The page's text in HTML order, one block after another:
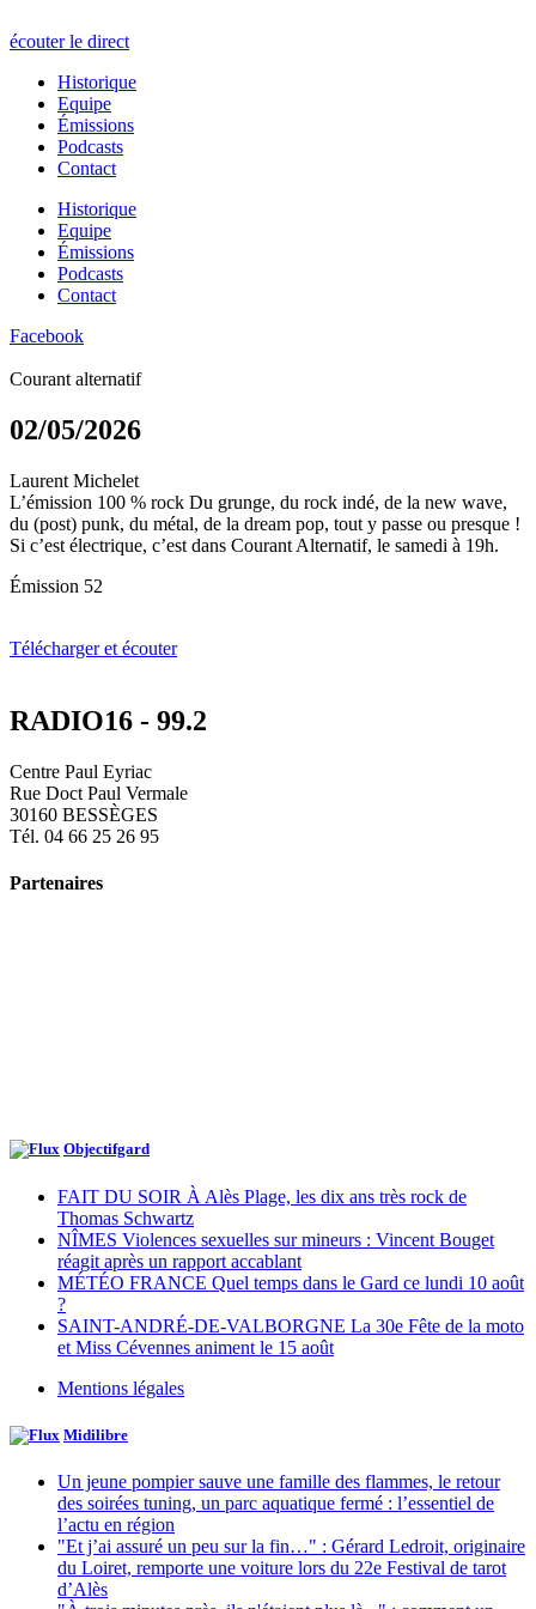
écouter le direct
Historique
Equipe
Émissions
Podcasts
Contact
Historique
Equipe
Émissions
Podcasts
Contact
Facebook
Courant alternatif
02/05/2026
Laurent Michelet
L’émission 100 % rock Du grunge, du rock indé, de la new wave,
du (post) punk, du métal, de la dream pop, tout y passe ou presque !
Si c’est électrique, c’est dans Courant Alternatif, le samedi à 19h.
Émission 52
Télécharger et écouter
RADIO16 - 99.2
Centre Paul Eyriac
Rue Doct Paul Vermale
30160 BESSÈGES
Tél. 04 66 25 26 95
Partenaires
Objectifgard
FAIT DU SOIR À Alès Plage, les dix ans très rock de
Thomas Schwartz
NÎMES Violences sexuelles sur mineurs : Vincent Bouget
réagit après un rapport accablant
MÉTÉO FRANCE Quel temps dans le Gard ce lundi 10 août
?
SAINT-ANDRÉ-DE-VALBORGNE La 30e Fête de la moto
et Miss Cévennes animent le 15 août
Mentions légales
Midilibre
Un jeune pompier sauve une famille des flammes, le retour
des soirées tuning, un parc aquatique fermé : l’essentiel de
l’actu en région
"Et j’ai assuré un peu sur la fin…" : Gérard Ledroit, originaire
du Loiret, remporte une voiture lors du 22e Festival de tarot
d’Alès